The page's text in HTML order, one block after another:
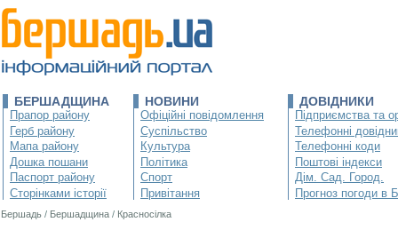
БЕРШАДЩИНА
Прапор району
Герб району
Мапа району
Дошка пошани
Паспорт району
Сторінками історії
НОВИНИ
Офіційні повідомлення
Суспільство
Культура
Політика
Спорт
Привітання
ДОВІДНИКИ
Підприємства та
Телефонні
Телефонні коди
Поштові індекси
Дім. Сад. Город.
Прогноз погоди в
Бершадь / Бершадщина / Красносілка